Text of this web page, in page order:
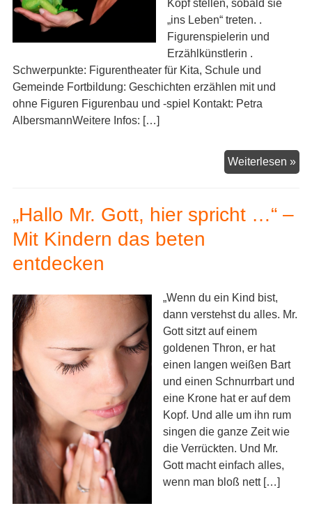
Kopf stellen, sobald sie
„ins Leben“ treten. .
Figurenspielerin und
Erzählkünstlerin .
Schwerpunkte: Figurentheater für Kita, Schule und
Gemeinde Fortbildung: Geschichten erzählen mit und
ohne Figuren Figurenbau und -spiel Kontakt: Petra
AlbersmannWeitere Infos: […]
Weiterlesen »
„Hallo Mr. Gott, hier spricht …“ –
Mit Kindern das beten
entdecken
„Wenn du ein Kind bist,
dann verstehst du alles. Mr.
Gott sitzt auf einem
goldenen Thron, er hat
einen langen weißen Bart
und einen Schnurrbart und
eine Krone hat er auf dem
Kopf. Und alle um ihn rum
singen die ganze Zeit wie
die Verrückten. Und Mr.
Gott macht einfach alles,
wenn man bloß nett […]